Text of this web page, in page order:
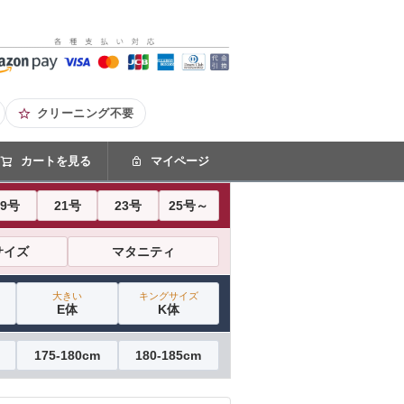
クリーニング不要
カートを見る マイページ
号 21号 23号 25号～
イズ マタニティ
大きい
E体
キングサイズ
K体
175-180cm 180-185cm